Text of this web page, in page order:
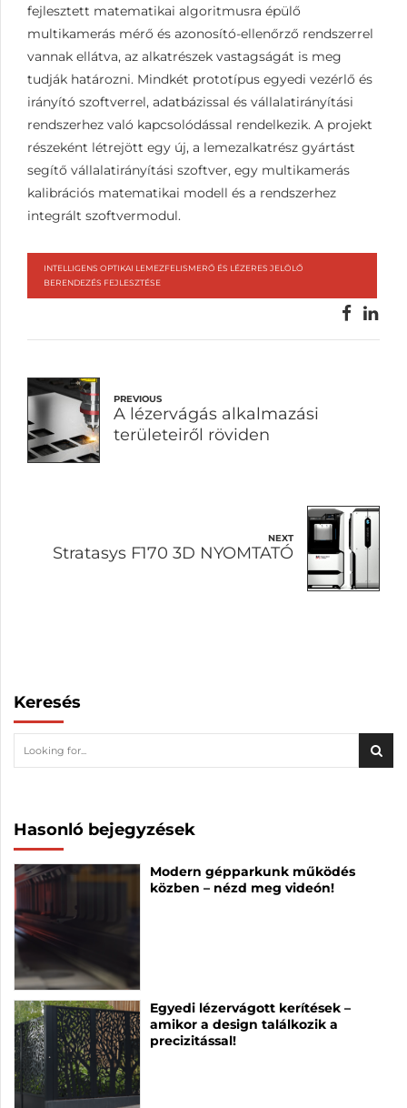
fejlesztett matematikai algoritmusra épülő
multikamerás mérő és azonosító-ellenőrző rendszerrel
vannak ellátva, az alkatrészek vastagságát is meg
tudják határozni. Mindkét prototípus egyedi vezérlő és
irányító szoftverrel, adatbázissal és vállalatirányítási
rendszerhez való kapcsolódással rendelkezik. A projekt
részeként létrejött egy új, a lemezalkatrész gyártást
segítő vállalatirányítási szoftver, egy multikamerás
kalibrációs matematikai modell és a rendszerhez
integrált szoftvermodul.
INTELLIGENS OPTIKAI LEMEZFELISMERŐ ÉS LÉZERES JELÖLŐ
BERENDEZÉS FEJLESZTÉSE
PREVIOUS
A lézervágás alkalmazási
területeiről röviden
NEXT
Stratasys F170 3D NYOMTATÓ
Keresés
Hasonló bejegyzések
Modern gépparkunk működés
közben – nézd meg videón!
Egyedi lézervágott kerítések –
amikor a design találkozik a
precizitással!